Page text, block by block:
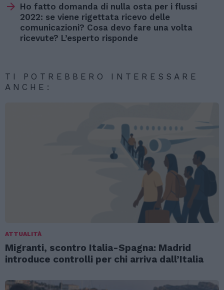
Ho fatto domanda di nulla osta per i flussi
2022: se viene rigettata ricevo delle
comunicazioni? Cosa devo fare una volta
ricevute? L’esperto risponde
TI POTREBBERO INTERESSARE
ANCHE:
ATTUALITÀ
Migranti, scontro Italia-Spagna: Madrid
introduce controlli per chi arriva dall’Italia